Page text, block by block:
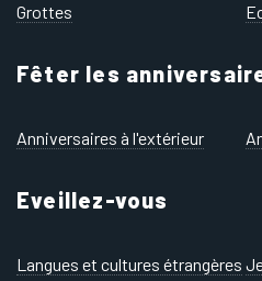
Grottes
Fêter les
Anniversaires à l'extérieur
Eveillez-vous
Langues et cultures étrangères